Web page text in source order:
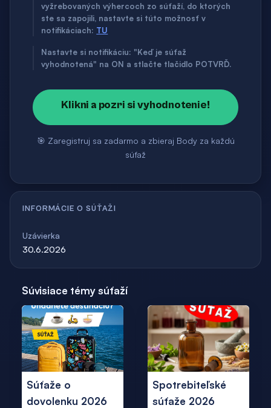
vyžrebovaných výhercoch zo súťaží, do ktorých
ste sa zapojili, nastavte si túto možnosť v
notifikáciach: TU
Nastavte si notifikáciu: "Keď je súťaž
vyhodnotená" na ON a stlačte tlačidlo POTVRĎ.
Klikni a pozri si vyhodnotenie!
🎯 Zaregistruj sa zadarmo a zbieraj Body za každú
súťaž
INFORMÁCIE O SÚŤAŽI
Uzávierka
30.6.2026
Súvisiace témy súťaží
Súťaže o
dovolenku 2026
Spotrebiteľské
súťaže 2026